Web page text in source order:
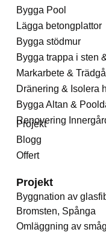
Bygga Pool
Lägga betongplattor
Bygga stödmur
Bygga trappa i sten
Markarbete &
Dränering & Isolera
Bygga Altan &
Renovering
Projekt
Blogg
Offert
Projekt
Byggnation av
Bromsten, Spånga
Omläggning av